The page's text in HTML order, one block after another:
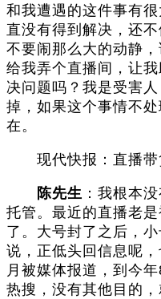
和我遭遇的这件事有
直没有得到解决，还
不要闹那么大的动静
给我弄个直播间，让
决问题吗？我是受害
掉，如果这个事情不
在。
现代快报：直播带
陈先生 ：我根本
托管。最近的直播老
了。大号封了之后，
说，正低头回信息呢
月被媒体报道，到今
热搜，没有其他目的